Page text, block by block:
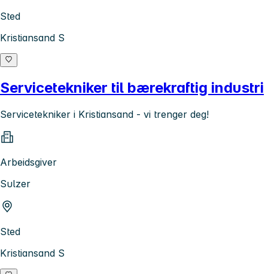
Sted
Kristiansand S
Servicetekniker til bærekraftig industri
Servicetekniker i Kristiansand - vi trenger deg!
Arbeidsgiver
Sulzer
Sted
Kristiansand S